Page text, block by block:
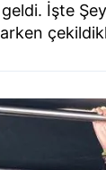
İşte